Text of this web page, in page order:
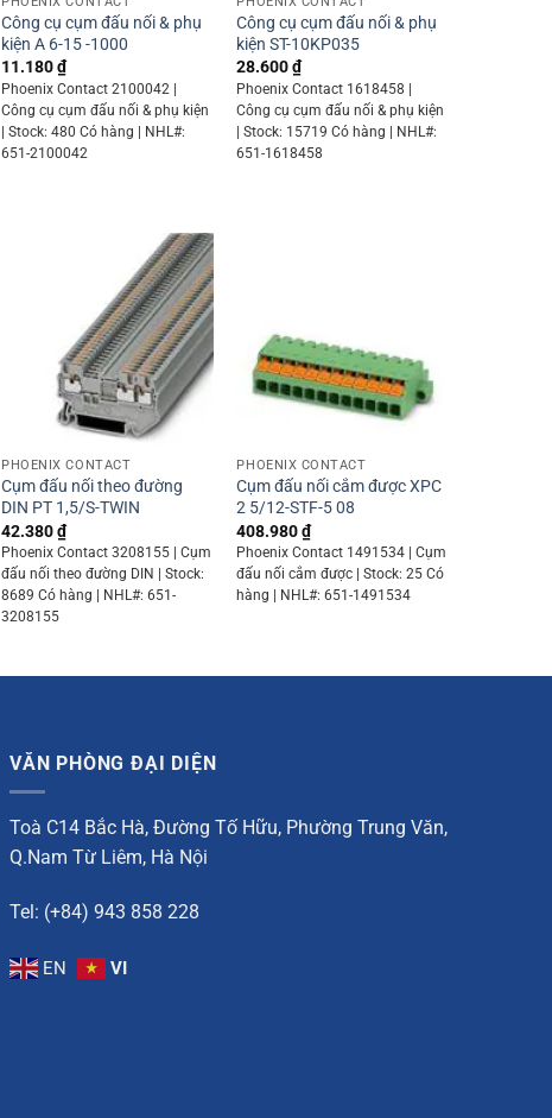
Công cụ cụm đấu nối & phụ
kiện A 6-15 -1000
11.180₫
Phoenix Contact 2100042 |
Công cụ cụm đấu nối & phụ kiện
| Stock: 480 Có hàng | NHL#:
651-2100042
Công cụ cụm đấu nối & phụ
kiện ST-10KP035
28.600₫
Phoenix Contact 1618458 |
Công cụ cụm đấu nối & phụ kiện
| Stock: 15719 Có hàng | NHL#:
651-1618458
PHOENIX CONTACT
Cụm đấu nối theo đường
DIN PT 1,5/S-TWIN
42.380₫
Phoenix Contact 3208155 | Cụm
đấu nối theo đường DIN | Stock:
8689 Có hàng | NHL#: 651-
3208155
PHOENIX CONTACT
Cụm đấu nối cắm được XPC
2 5/12-STF-5 08
408.980₫
Phoenix Contact 1491534 | Cụm
đấu nối cắm được | Stock: 25 Có
hàng | NHL#: 651-1491534
VĂN PHÒNG ĐẠI DIỆN
Toà C14 Bắc Hà, Đường Tố Hữu, Phường Trung Văn,
Q.Nam Từ Liêm, Hà Nội
Tel: (+84) 943 858 228
EN VI